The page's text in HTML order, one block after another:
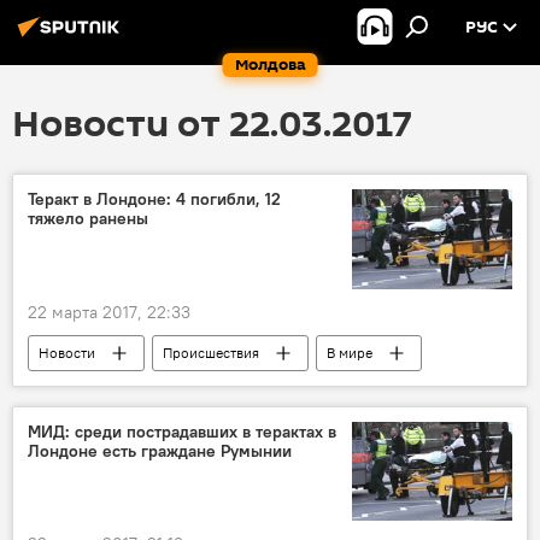
Молдова
РУС
Новости от 22.03.2017
Теракт в Лондоне: 4 погибли, 12
тяжело ранены
22 марта 2017, 22:33
Новости Происшествия
В мире
Лондон
погибшие
полиция
скорая помощь
Парламент
теракт
МИД: среди пострадавших в терактах в
Лондоне есть граждане Румынии